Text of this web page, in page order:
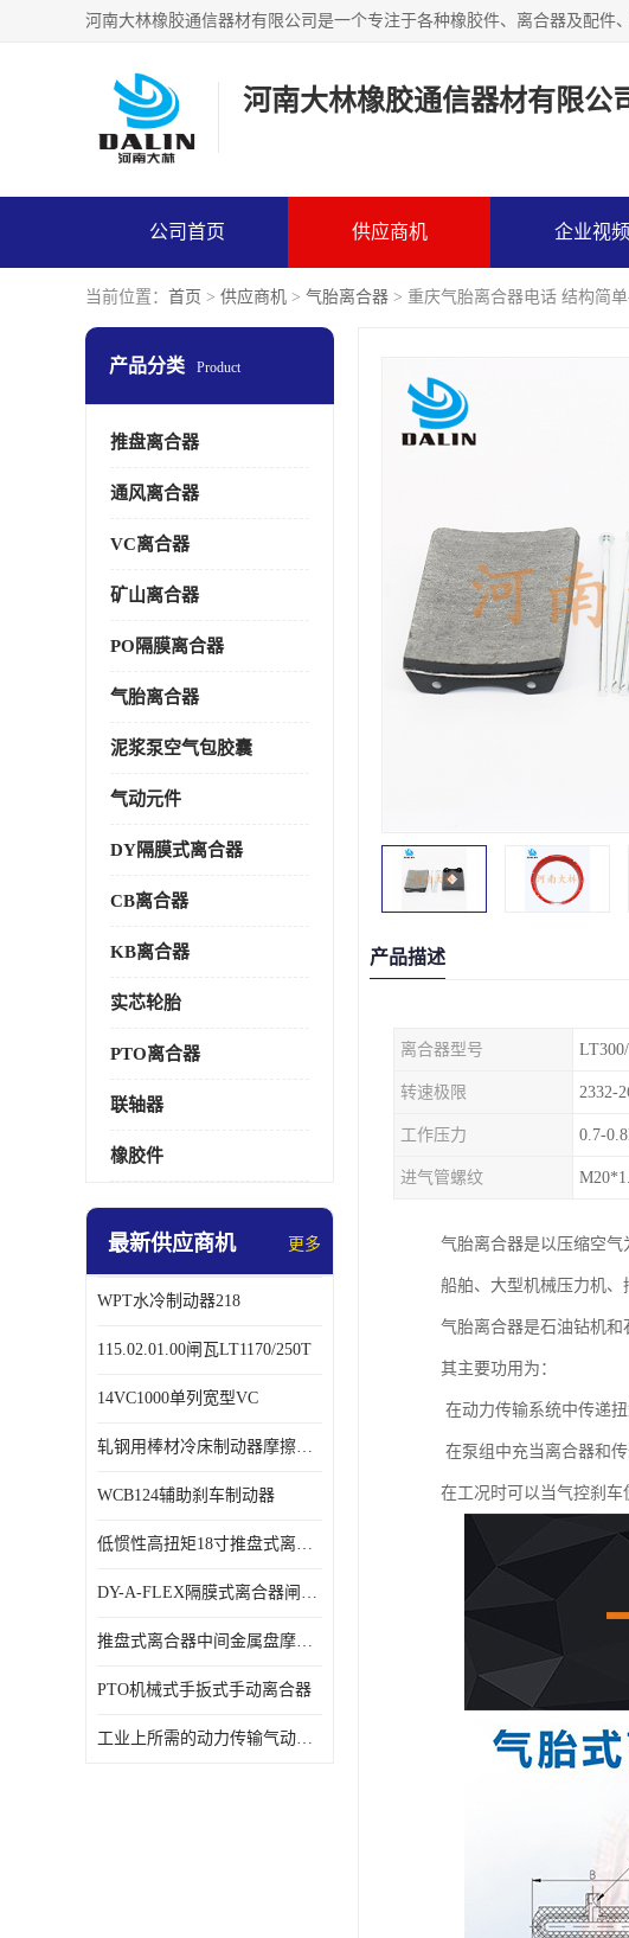
河南大林橡胶通信器材有限公
公司首页 供应商机 企业视频
当前位置： 首页 > 供应商机 > 气胎离合器 > 重庆气胎离合器电话 结构简
产品分类 Product
推盘离合器
通风离合器
VC离合器
矿山离合器
PO隔膜离合器
气胎离合器
泥浆泵空气包胶囊
气动元件
DY隔膜式离合器
CB离合器
KB离合器
实芯轮胎
PTO离合器
联轴器
橡胶件
最新供应商机 更多
WPT水冷制动器218
115.02.01.00闸瓦LT1170/250T
14VC1000单列宽型VC
轧钢用棒材冷床制动器摩擦片218
WCB124辅助刹车制动器
低惯性高扭矩18寸推盘式离合器中心盘齿盘W18-11-101
DY-A-FLEX隔膜式离合器闸瓦总成7015125A
推盘式离合器中间金属盘摩擦盘18寸
PTO机械式手扳式手动离合器
工业上所需的动力传输气动离合器WCB424
产品描述
离合器型号
转速极限 2332-
工作压力 0.7-
进气管螺纹
气胎离合器是以压缩空气
船舶、大型机械压力机、
气胎离合器是石油钻机和
其主要功用为：
在动力传输系统中传递扭
在泵组中充当离合器和传
在工况时可以当气控刹车